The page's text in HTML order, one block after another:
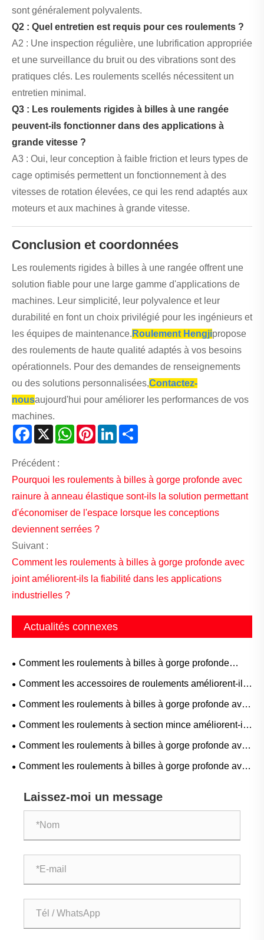
sont généralement polyvalents.
Q2 : Quel entretien est requis pour ces roulements ?
A2 : Une inspection régulière, une lubrification appropriée
et une surveillance du bruit ou des vibrations sont des
pratiques clés. Les roulements scellés nécessitent un
entretien minimal.
Q3 : Les roulements rigides à billes à une rangée
peuvent-ils fonctionner dans des applications à
grande vitesse ?
A3 : Oui, leur conception à faible friction et leurs types de
cage optimisés permettent un fonctionnement à des
vitesses de rotation élevées, ce qui les rend adaptés aux
moteurs et aux machines à grande vitesse.
Conclusion et coordonnées
Les roulements rigides à billes à une rangée offrent une
solution fiable pour une large gamme d'applications de
machines. Leur simplicité, leur polyvalence et leur
durabilité en font un choix privilégié pour les ingénieurs et
les équipes de maintenance. Roulement Hengjipropose
des roulements de haute qualité adaptés à vos besoins
opérationnels. Pour des demandes de renseignements
ou des solutions personnalisées,Contactez-
nousaujourd'hui pour améliorer les performances de vos
machines.
Facebook
X WhatsAppPinterestLinkedIn
Précédent :
Pourquoi les roulements à billes à gorge profonde avec
rainure à anneau élastique sont-ils la solution permettant
d'économiser de l'espace lorsque les conceptions
deviennent serrées ?
Suivant :
Comment les roulements à billes à gorge profonde avec
joint améliorent-ils la fiabilité dans les applications
industrielles ?
Actualités connexes
Comment les roulements à billes à gorge profonde
soutiennent-ils les performances industrielles modernes ?
Comment les accessoires de roulements améliorent-ils
les systèmes d’ingénierie de précision modernes ?
Comment les roulements à billes à gorge profonde avec
joint améliorent-ils la fiabilité des machines ?
Comment les roulements à section mince améliorent-ils
la précision et l’efficacité de l’espace dans les machines
Comment les roulements à billes à gorge profonde avec
blindage améliorent-ils la fiabilité de l'équipement ?
Comment les roulements à billes à gorge profonde avec
industrielles ?
Laissez-moi un message